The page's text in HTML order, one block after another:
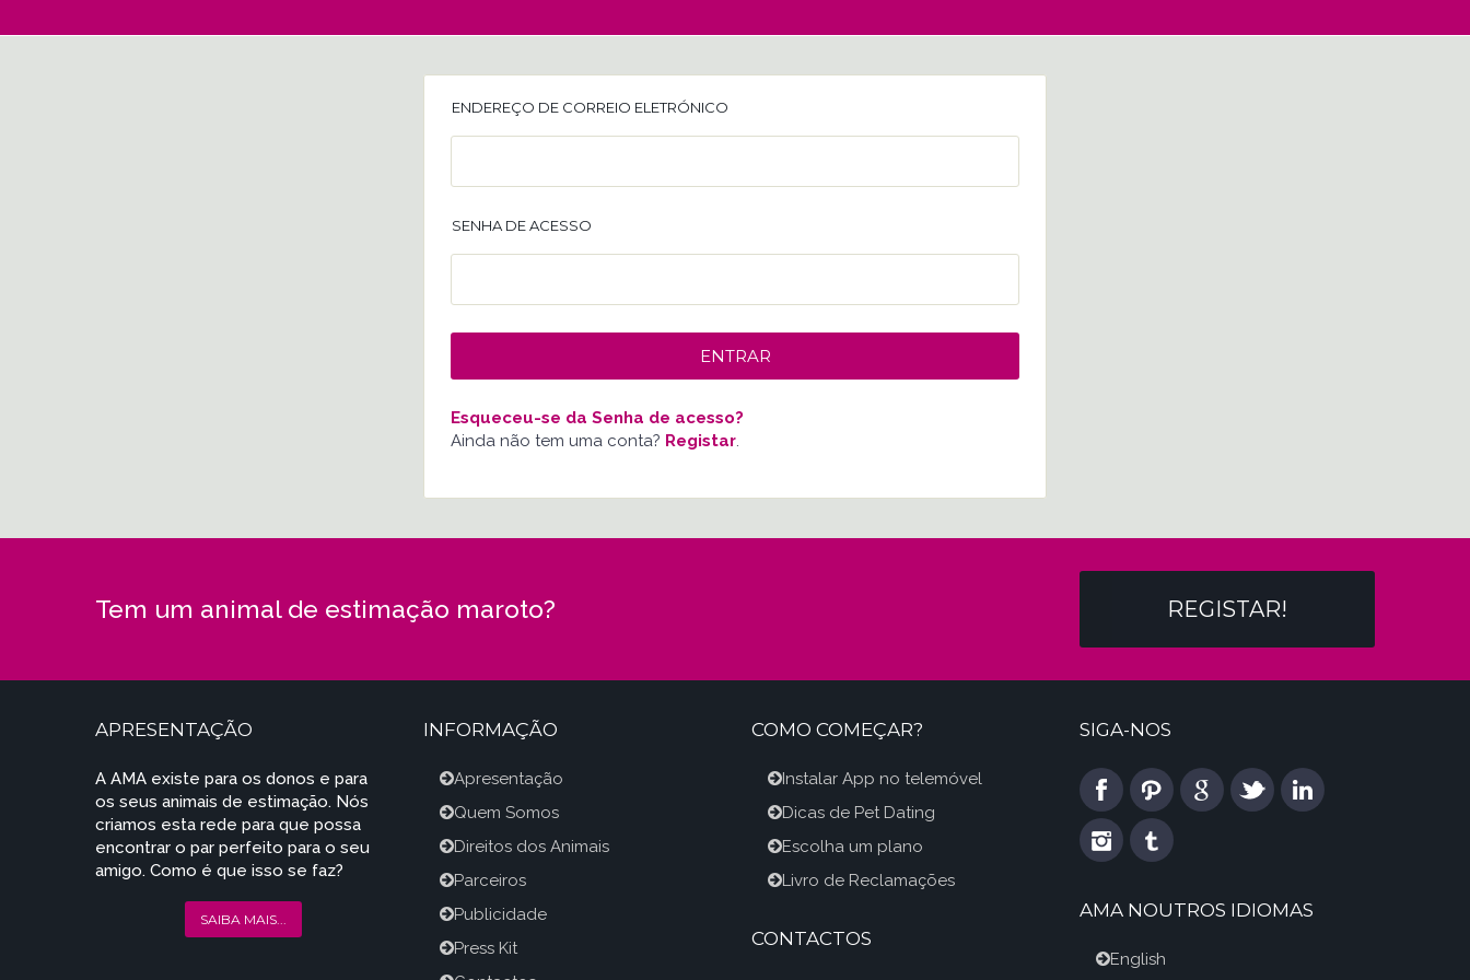
ENDEREÇO DE CORREIO ELETRÓNICO
SENHA DE ACESSO
Esqueceu-se da Senha de acesso?
Ainda não tem uma conta? Registar.
Tem um animal de estimação maroto? REGISTAR!
APRESENTAÇÃO
A AMA existe para os donos e para
os seus animais de estimação. Nós
criamos esta rede para que possa
encontrar o par perfeito para o seu
amigo. Como é que isso se faz?
SAIBA MAIS...
INFORMAÇÃO
Apresentação
Quem Somos
Direitos dos Animais
Parceiros
Publicidade
Press Kit
COMO COMEÇAR?
Instalar App no telemóvel
Dicas de Pet Dating
Escolha um plano
Livro de Reclamações
CONTACTOS
SIGA-NOS
AMA NOUTROS IDIOMAS
English